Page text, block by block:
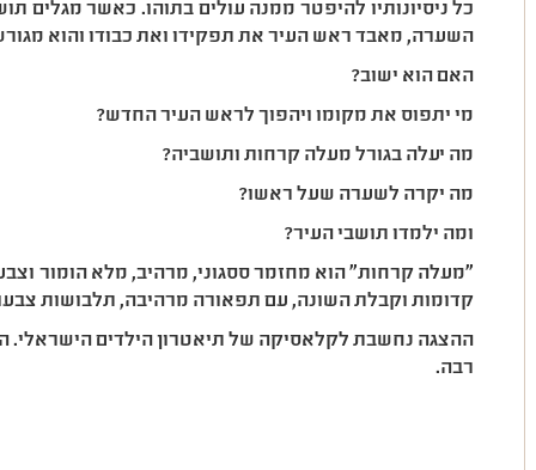
כל ניסיונותיו להיפטר ממנה עולים בתוהו. כאשר
השערה, מאבד ראש העיר את תפקידו ואת כבודו והוא
האם הוא ישוב?
מי יתפוס את מקומו ויהפוך לראש העיר החדש?
מה יעלה בגורל מעלה קרחות ותושביה?
מה יקרה לשערה שעל ראשו?
ומה ילמדו תושבי העיר?
"מעלה קרחות" הוא מחזמר ססגוני, מרהיב, מלא הומור
קדומות וקבלת השונה, עם תפאורה מרהיבה, תלבושות
ההצגה נחשבת לקלאסיקה של תיאטרון הילדים הישראלי.
רבה.